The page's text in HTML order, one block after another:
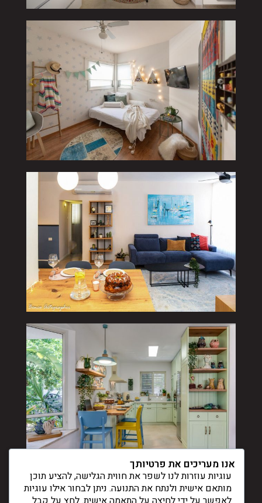
אנו מעריכים את פרטיותך
עוגיות עוזרות לנו לשפר את חווית הגלישה, להציע תוכן
מותאם אישית ולנתח את התנועה. ניתן לבחור אילו עוגיות